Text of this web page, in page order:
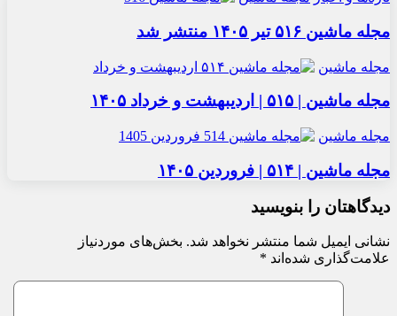
مجله ماشین ۵۱۶ تیر ۱۴۰۵ منتشر شد
مجله ماشین
مجله ماشین | ۵۱۵ | اردیبهشت و خرداد ۱۴۰۵
مجله ماشین
مجله ماشین | ۵۱۴ | فروردین ۱۴۰۵
دیدگاهتان را بنویسید
نشانی ایمیل شما منتشر نخواهد شد. بخش‌های موردنیاز
علامت‌گذاری شده‌اند *